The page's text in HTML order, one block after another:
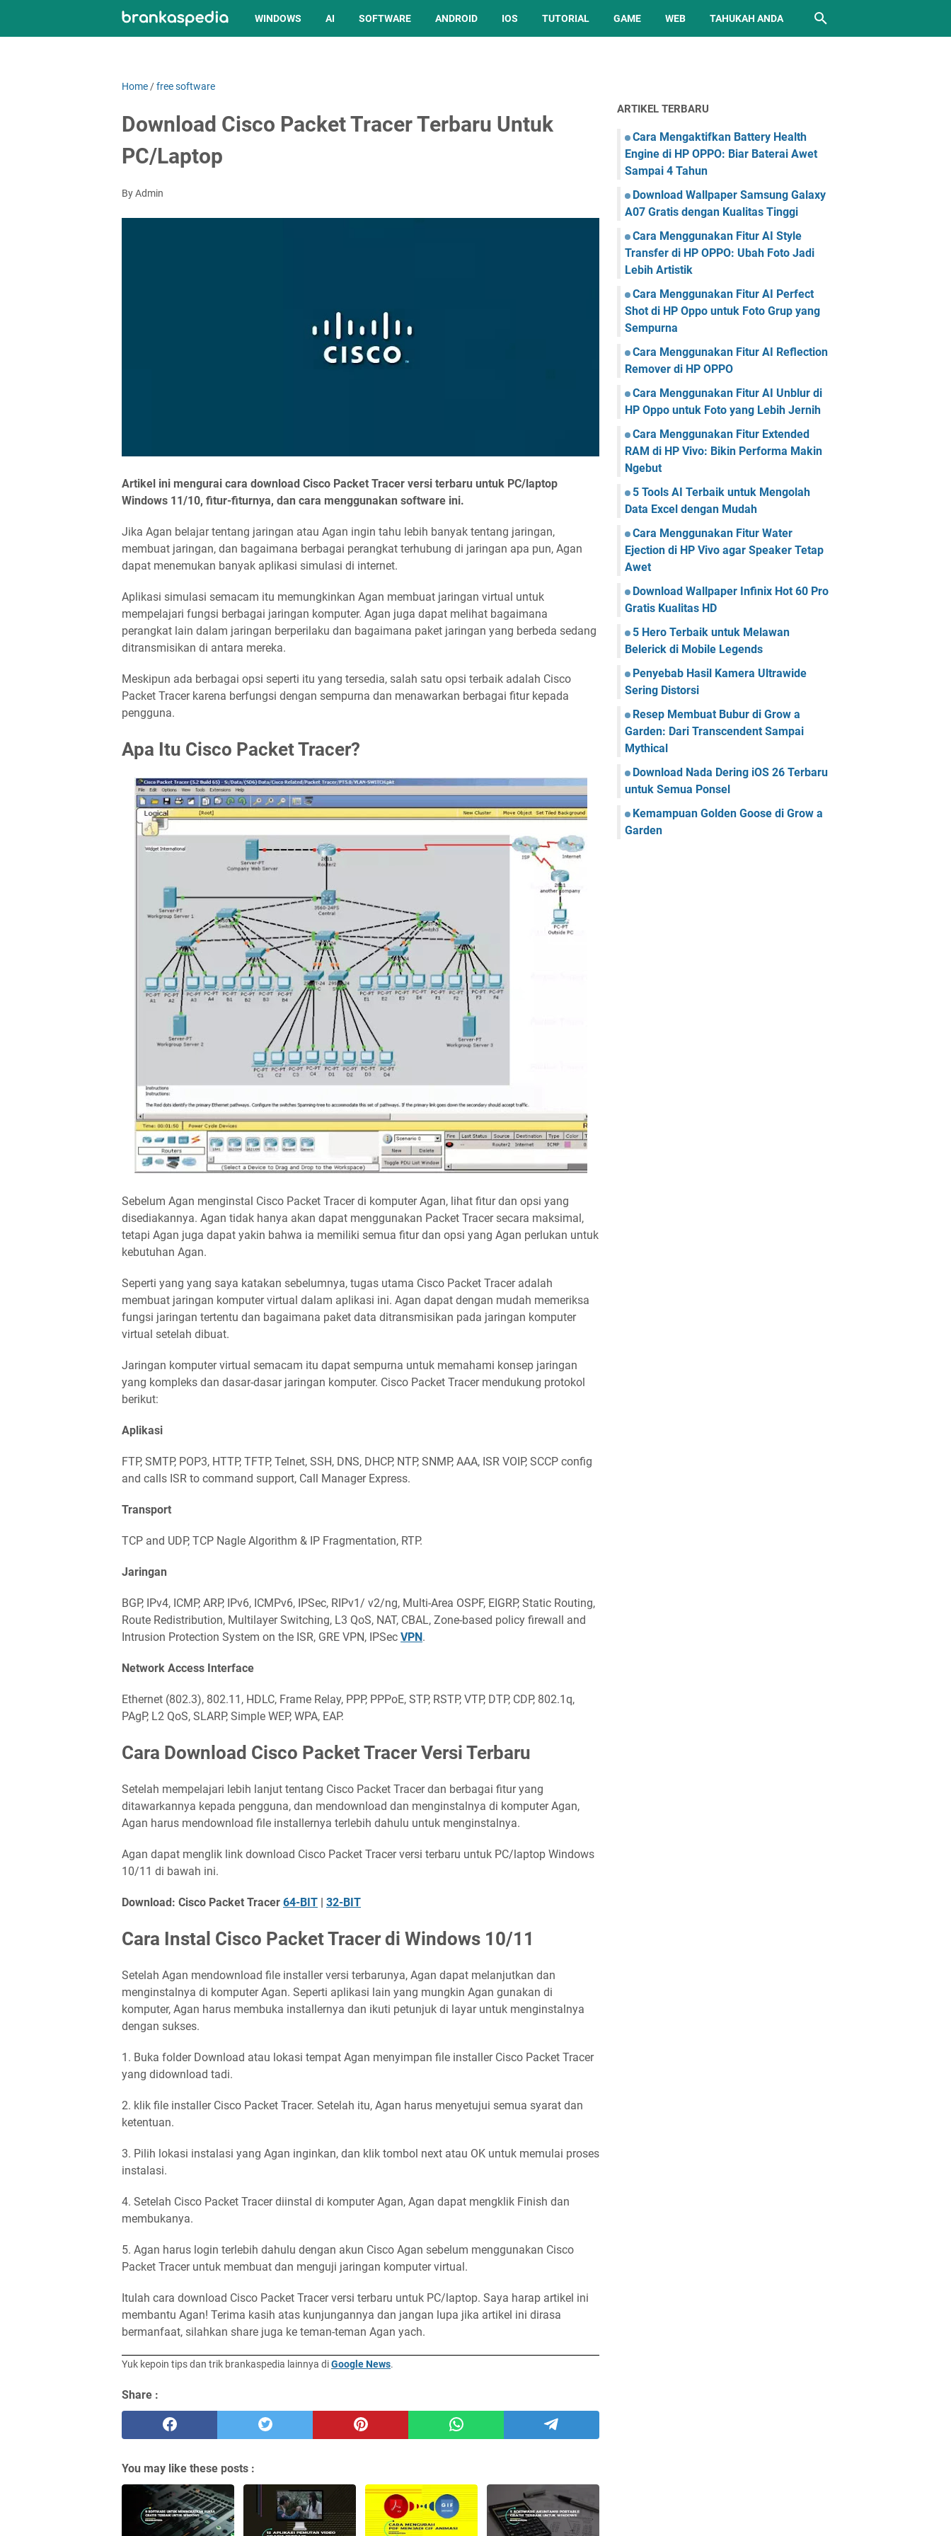
WINDOWS AI SOFTWARE ANDROID IOS TUTORIAL GAME WEB TAHUKAH ANDA
Home /free software
Download Cisco Packet Tracer Terbaru Untuk
PC/Laptop
By Admin
Artikel ini mengurai cara download Cisco Packet Tracer versi terbaru untuk PC/laptop
Windows 11/10, fitur-fiturnya, dan cara menggunakan software ini.
Jika Agan belajar tentang jaringan atau Agan ingin tahu lebih banyak tentang jaringan,
membuat jaringan, dan bagaimana berbagai perangkat terhubung di jaringan apa pun, Agan
dapat menemukan banyak aplikasi simulasi di internet.
Aplikasi simulasi semacam itu memungkinkan Agan membuat jaringan virtual untuk
mempelajari fungsi berbagai jaringan komputer. Agan juga dapat melihat bagaimana
perangkat lain dalam jaringan berperilaku dan bagaimana paket jaringan yang berbeda sedang
ditransmisikan di antara mereka.
Meskipun ada berbagai opsi seperti itu yang tersedia, salah satu opsi terbaik adalah Cisco
Packet Tracer karena berfungsi dengan sempurna dan menawarkan berbagai fitur kepada
pengguna.
Apa Itu Cisco Packet Tracer?
Sebelum Agan menginstal Cisco Packet Tracer di komputer Agan, lihat fitur dan opsi yang
disediakannya. Agan tidak hanya akan dapat menggunakan Packet Tracer secara maksimal,
tetapi Agan juga dapat yakin bahwa ia memiliki semua fitur dan opsi yang Agan perlukan untuk
kebutuhan Agan.
Seperti yang yang saya katakan sebelumnya, tugas utama Cisco Packet Tracer adalah
membuat jaringan komputer virtual dalam aplikasi ini. Agan dapat dengan mudah memeriksa
fungsi jaringan tertentu dan bagaimana paket data ditransmisikan pada jaringan komputer
virtual setelah dibuat.
Jaringan komputer virtual semacam itu dapat sempurna untuk memahami konsep jaringan
yang kompleks dan dasar-dasar jaringan komputer. Cisco Packet Tracer mendukung protokol
berikut:
Aplikasi
FTP, SMTP, POP3, HTTP, TFTP, Telnet, SSH, DNS, DHCP, NTP, SNMP, AAA, ISR VOIP, SCCP config
and calls ISR to command support, Call Manager Express.
Transport
TCP and UDP, TCP Nagle Algorithm & IP Fragmentation, RTP.
Jaringan
BGP, IPv4, ICMP, ARP, IPv6, ICMPv6, IPSec, RIPv1/ v2/ng, Multi-Area OSPF, EIGRP, Static Routing,
Route Redistribution, Multilayer Switching, L3 QoS, NAT, CBAL, Zone-based policy firewall and
Intrusion Protection System on the ISR, GRE VPN, IPSec VPN.
Network Access Interface
Ethernet (802.3), 802.11, HDLC, Frame Relay, PPP, PPPoE, STP, RSTP, VTP, DTP, CDP, 802.1q,
PAgP, L2 QoS, SLARP, Simple WEP, WPA, EAP.
Cara Download Cisco Packet Tracer Versi Terbaru
Setelah mempelajari lebih lanjut tentang Cisco Packet Tracer dan berbagai fitur yang
ditawarkannya kepada pengguna, dan mendownload dan menginstalnya di komputer Agan,
Agan harus mendownload file installernya terlebih dahulu untuk menginstalnya.
Agan dapat menglik link download Cisco Packet Tracer versi terbaru untuk PC/laptop Windows
10/11 di bawah ini.
Download: Cisco Packet Tracer 64-BIT | 32-BIT
Cara Instal Cisco Packet Tracer di Windows 10/11
Setelah Agan mendownload file installer versi terbarunya, Agan dapat melanjutkan dan
menginstalnya di komputer Agan. Seperti aplikasi lain yang mungkin Agan gunakan di
komputer, Agan harus membuka installernya dan ikuti petunjuk di layar untuk menginstalnya
dengan sukses.
1. Buka folder Download atau lokasi tempat Agan menyimpan file installer Cisco Packet Tracer
yang didownload tadi.
2. klik file installer Cisco Packet Tracer. Setelah itu, Agan harus menyetujui semua syarat dan
ketentuan.
3. Pilih lokasi instalasi yang Agan inginkan, dan klik tombol next atau OK untuk memulai proses
instalasi.
4. Setelah Cisco Packet Tracer diinstal di komputer Agan, Agan dapat mengklik Finish dan
membukanya.
5. Agan harus login terlebih dahulu dengan akun Cisco Agan sebelum menggunakan Cisco
Packet Tracer untuk membuat dan menguji jaringan komputer virtual.
Itulah cara download Cisco Packet Tracer versi terbaru untuk PC/laptop. Saya harap artikel ini
membantu Agan! Terima kasih atas kunjungannya dan jangan lupa jika artikel ini dirasa
bermanfaat, silahkan share juga ke teman-teman Agan yach.
Yuk kepoin tips dan trik brankaspedia lainnya diGoogle News.
Share :
You may like these posts :
ARTIKEL TERBARU
Cara Mengaktifkan Battery Health
Engine di HP OPPO: Biar Baterai Awet
Sampai 4 Tahun
Download Wallpaper Samsung Galaxy
A07 Gratis dengan Kualitas Tinggi
Cara Menggunakan Fitur AI Style
Transfer di HP OPPO: Ubah Foto Jadi
Lebih Artistik
Cara Menggunakan Fitur AI Perfect
Shot di HP Oppo untuk Foto Grup yang
Sempurna
Cara Menggunakan Fitur AI Reflection
Remover di HP OPPO
Cara Menggunakan Fitur AI Unblur di
HP Oppo untuk Foto yang Lebih Jernih
Cara Menggunakan Fitur Extended
RAM di HP Vivo: Bikin Performa Makin
Ngebut
5 Tools AI Terbaik untuk Mengolah
Data Excel dengan Mudah
Cara Menggunakan Fitur Water
Ejection di HP Vivo agar Speaker Tetap
Awet
Download Wallpaper Infinix Hot 60 Pro
Gratis Kualitas HD
5 Hero Terbaik untuk Melawan
Belerick di Mobile Legends
Penyebab Hasil Kamera Ultrawide
Sering Distorsi
Resep Membuat Bubur di Grow a
Garden: Dari Transcendent Sampai
Mythical
Download Nada Dering iOS 26 Terbaru
untuk Semua Ponsel
Kemampuan Golden Goose di Grow a
Garden